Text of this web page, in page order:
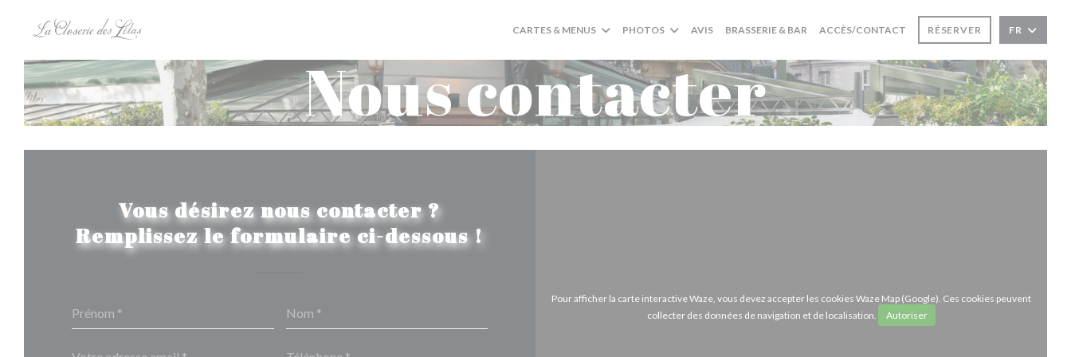
CARTES & MENUS PHOTOS AVIS BRASSERIE & BAR ACCÈS/CONTACT RÉSERVER FR
Nous contacter
Vous désirez nous contacter ?
Remplissez le formulaire ci-dessous !
Pour afficher la carte interactive Waze, vous devez accepter les cookies Waze Map (Google). Ces cookies peuvent
collecter des données de navigation et de localisation.
Autoriser